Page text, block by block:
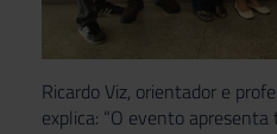
Ricardo Viz, orientador e
explica: “O evento